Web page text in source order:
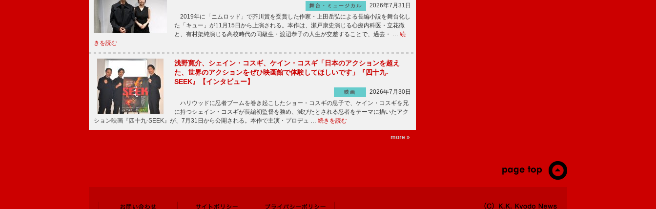
舞台・ミュージカル
2026年7月31日
2019年に「ニムロッド」で芥川賞を受賞した作家・上田岳弘による長編小説を舞台化し
た「キュー」が11月15日から上演される。本作は、瀬戸康史演じる心療内科医・立花徹
と、有村架純演じる高校時代の同級生・渡辺恭子の人生が交差することで、過去・ … 続
きを読む
浅野寛介、シェイン・コスギ、ケイン・コスギ「日本のアクションを超え
た、世界のアクションをぜひ映画館で体験してほしいです」『四十九-
SEEK』【インタビュー】
映画
2026年7月30日
ハリウッドに忍者ブームを巻き起こしたショー・コスギの息子で、ケイン・コスギを兄
に持つシェイン・コスギが長編初監督を務め、滅びたとされる忍者をテーマに描いたアク
ション映画『四十九-SEEK』が、7月31日から公開される。本作で主演・プロデュ … 続きを読む
more »